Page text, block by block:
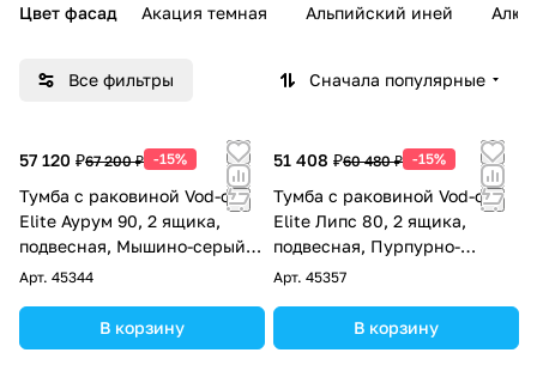
Цвет фасад Акация темная Альпийский иней
Все фильтры Сначала популярные
57 120 ₽67 200 ₽ -15%
Тумба с раковиной Vod-ok
Elite Аурум 90, 2 ящика,
подвесная, Мышино-серый
RAL 7005
Арт. 45344
В корзину
51 408 ₽60 480 ₽ -15%
Тумба с раковиной Vod-ok
Elite Липс 80, 2 ящика,
подвесная, Пурпурно-
красный RAL 3004
Арт. 45357
В корзину